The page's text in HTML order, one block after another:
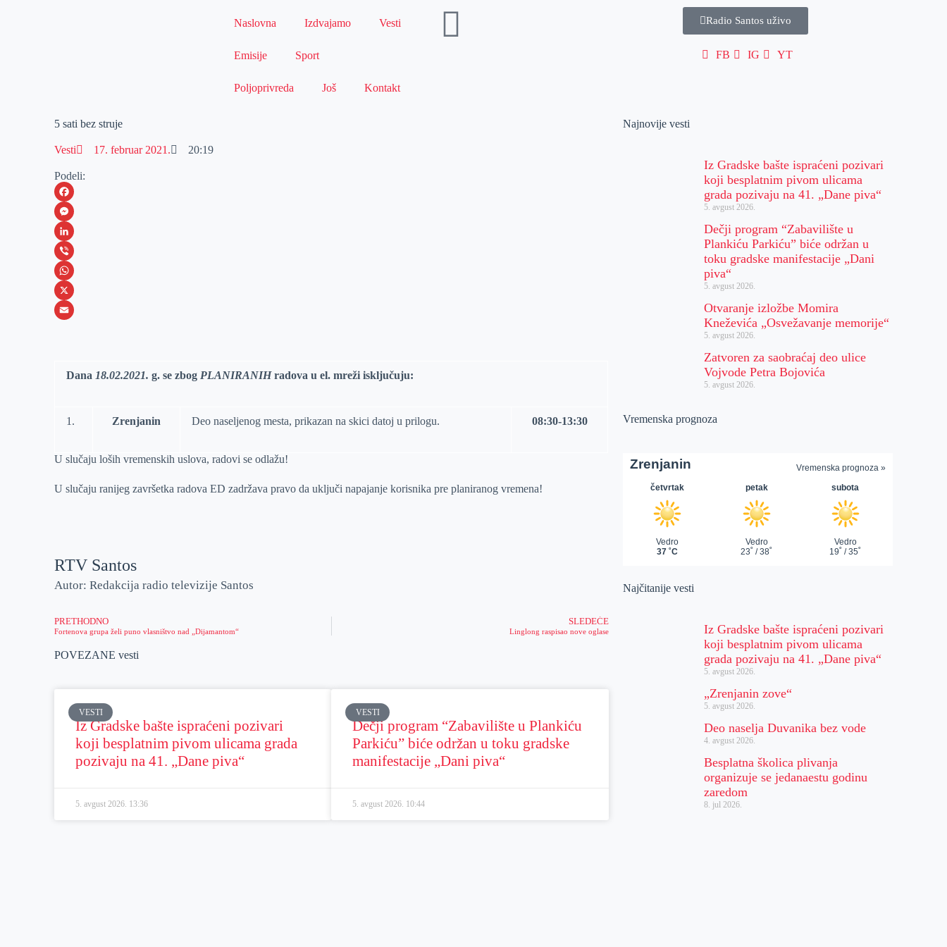
Naslovna Izdvajamo Vesti
Emisije Sport
Poljoprivreda Još Kontakt
Radio Santos uživo
FB IG YT
5 sati bez struje
Vesti 17. februar 2021. 20:19
Podeli:
F
a
c
e
b
o
M
e
s
s
e
L
i
n
k
V
i
b
W
h
X
Dana 18.02.2021.g. se zbog PLANIRANIHradova u el. mreži isključuju:
1. Zrenjanin Deo naseljenog mesta, prikazan na skici datoj u prilogu. 08:30-13:30
U slučaju loših vremenskih uslova, radovi se odlažu!
U slučaju ranijeg završetka radova ED zadržava pravo da uključi napajanje korisnika pre planiranog vremena!
RTV Santos
Autor: Redakcija radio televizije Santos
PRETHODNO
Fortenova grupa želi puno vlasništvo nad „Dijamantom“
SLEDEĆE
Linglong raspisao nove oglase
POVEZANE vesti
VESTI
Iz Gradske bašte ispraćeni pozivari
koji besplatnim pivom ulicama grada
pozivaju na 41. „Dane piva“
5. avgust 2026. 13:36
VESTI
Dečji program “Zabavilište u Plankiću
Parkiću” biće održan u toku gradske
manifestacije „Dani piva“
5. avgust 2026. 10:44
Najnovije vesti
Iz Gradske bašte ispraćeni pozivari
koji besplatnim pivom ulicama
grada pozivaju na 41. „Dane piva“
5. avgust 2026.
Dečji program “Zabavilište u
Plankiću Parkiću” biće održan u
toku gradske manifestacije „Dani
piva“
5. avgust 2026.
Otvaranje izložbe Momira
Kneževića „Osvežavanje memorije“
5. avgust 2026.
Zatvoren za saobraćaj deo ulice
Vojvode Petra Bojovića
5. avgust 2026.
Vremenska prognoza
Najčitanije vesti
Iz Gradske bašte ispraćeni pozivari
koji besplatnim pivom ulicama
grada pozivaju na 41. „Dane piva“
5. avgust 2026.
„Zrenjanin zove“
5. avgust 2026.
Deo naselja Duvanika bez vode
4. avgust 2026.
Besplatna školica plivanja
organizuje se jedanaestu godinu
zaredom
8. jul 2026.